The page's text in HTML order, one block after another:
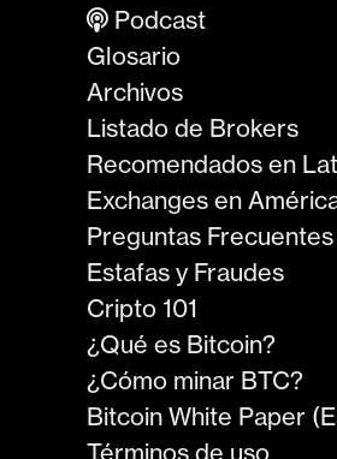
Podcast
Glosario
Archivos
Listado de Brokers
Recomendados en
Exchanges en
Preguntas Frecuentes
Estafas y Fraudes
Cripto 101
¿Qué es Bitcoin?
¿Cómo minar BTC?
Bitcoin White Paper
Términos de uso